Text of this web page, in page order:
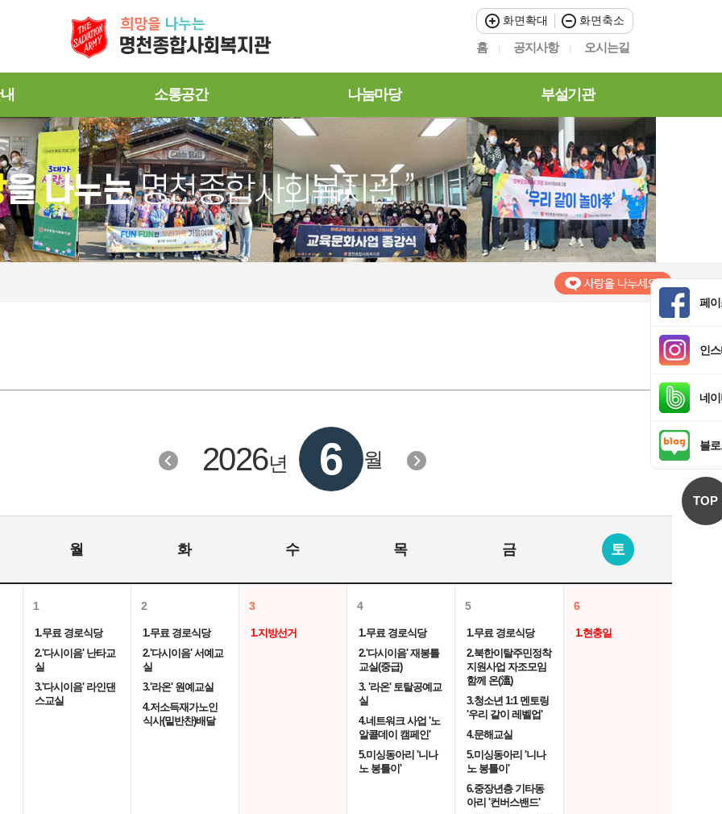
화면확대 화면축소
홈 공지사항 오시는길
소통공간 나눔마당 부설기관
페
인
네
블
TOP
2026년 6 월
월 화 수 목 금 토
1
1.무료 경로식당
2.'다시이음' 난타교
실
3.'다시이음' 라인댄
스교실
2
1.무료 경로식당
2.'다시이음' 서예교
실
3.'라온' 원예교실
4.저소득재가노인
식사(밑반찬)배달
3
1.지방선거
4
1.무료 경로식당
2.'다시이음' 재봉틀
교실(중급)
3. '라온' 토탈공예교
실
4.네트워크 사업 '노
알콜데이 캠페인'
5.미싱동아리 '니나
노 봉틀이'
5
1.무료 경로식당
2.북한이탈주민정착
지원사업 자조모임
함께 온(溫)
3.청소년 1:1 멘토링
'우리 같이 레벨업'
4.문해교실
5.미싱동아리 '니나
노 봉틀이'
6.중장년층 기타동
아리 '컨버스밴드'
6
1.현충일